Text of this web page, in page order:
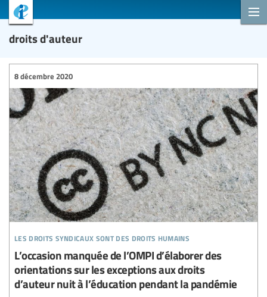
droits d'auteur
les droits syndicaux sont des droits humains
8 décembre 2020
L’occasion manquée de l’OMPI d’élaborer des
orientations sur les exceptions aux droits
d’auteur nuit à l’éducation pendant la pandémie